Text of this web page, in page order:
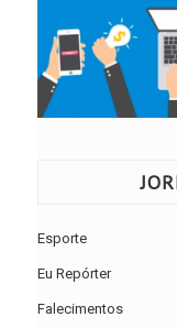
Esporte
Eu Repórter
Falecimentos